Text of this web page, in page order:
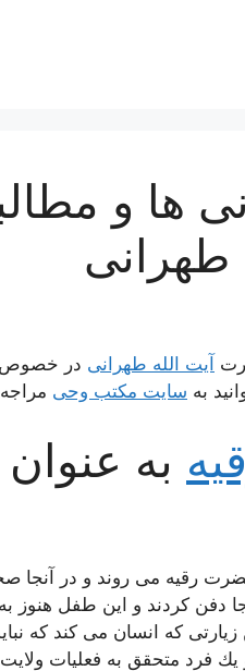
ها و
آیت الله طهرانی در
به سایت مکتب وحی
به
رقیه می روند و در آنجا
دفن كردند و این طفل هنوز
زیارتی كه انسان می كند كه
فرد متحقق به فعلیات